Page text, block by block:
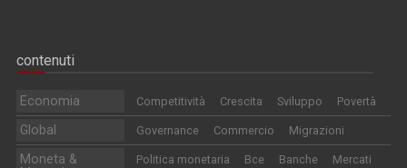
contenuti
Economia Competitività Crescita Sviluppo Povertà
Global Governance Commercio Migrazioni
Moneta &
Politica monetaria Bce Banche Mercati